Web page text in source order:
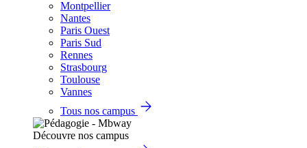
Montpellier
Nantes
Paris Ouest
Paris Sud
Rennes
Strasbourg
Toulouse
Vannes
Tous nos campus
Découvre nos campus